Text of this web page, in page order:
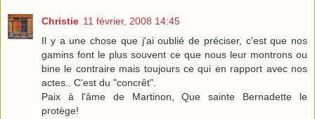
Christie 11 février, 2008 14:45
Il y a une chose que j'ai oublié de préciser, c'est que nos
gamins font le plus souvent ce que nous leur montrons ou
bine le contraire mais toujours ce qui en rapport avec nos
actes.. C'est du "concrêt".
Paix à l'âme de Martinon, Que sainte Bernadette le
protège!